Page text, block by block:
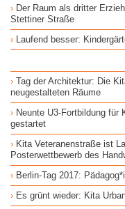
Der Raum als dritter
Stettiner Straße
Laufend besser:
Tag der Architektur: Die
neugestalteten Räume
Neunte U3-Fortbildung für
gestartet
Kita Veteranenstraße ist
Posterwettbewerb des
Berlin-Tag 2017:
Es grünt wieder: Kita